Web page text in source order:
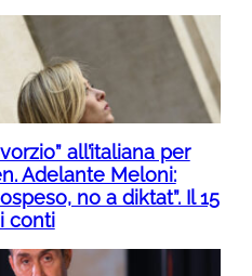
all’italiana per
Adelante Meloni:
no a diktat”. Il 15
conti